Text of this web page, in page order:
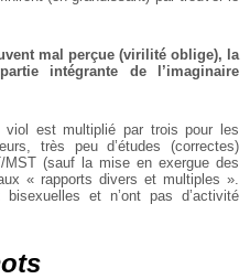
mal perçue (virilité oblige), la
intégrante de l’imaginaire
viol est multiplié par trois pour les
très peu d’études (correctes)
MST (sauf la mise en exergue des
« rapports divers et multiples ».
bisexuelles et n’ont pas d’activité